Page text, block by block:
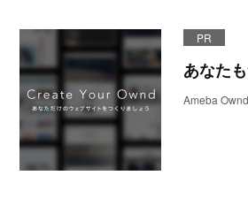
PR
あなた
Ameba